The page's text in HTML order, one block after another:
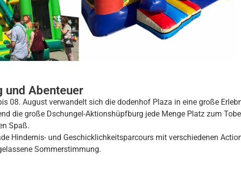
und Abenteuer
08. August verwandelt sich die dodenhof Plaza in eine große
die große Dschungel-Aktionshüpfburg jede Menge Platz zum
Spaß.
Hindernis- und Geschicklichkeitsparcours mit verschiedenen
Sommerstimmung.